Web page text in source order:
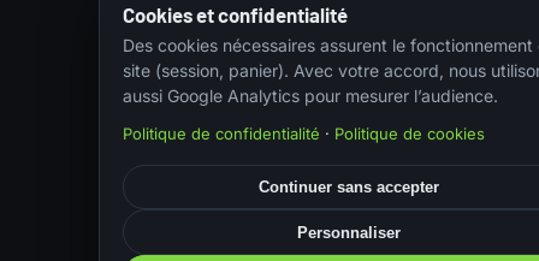
Cookies et confidentialité
Des cookies nécessaires assurent le fonctionnement
site (session, panier). Avec votre accord, nous
aussi Google Analytics pour mesurer l’audience.
Politique de confidentialité · Politique de cookies
Continuer sans accepter
Personnaliser